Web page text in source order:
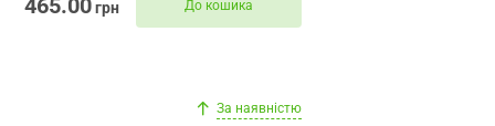
465.00грн До кошика
За наявністю